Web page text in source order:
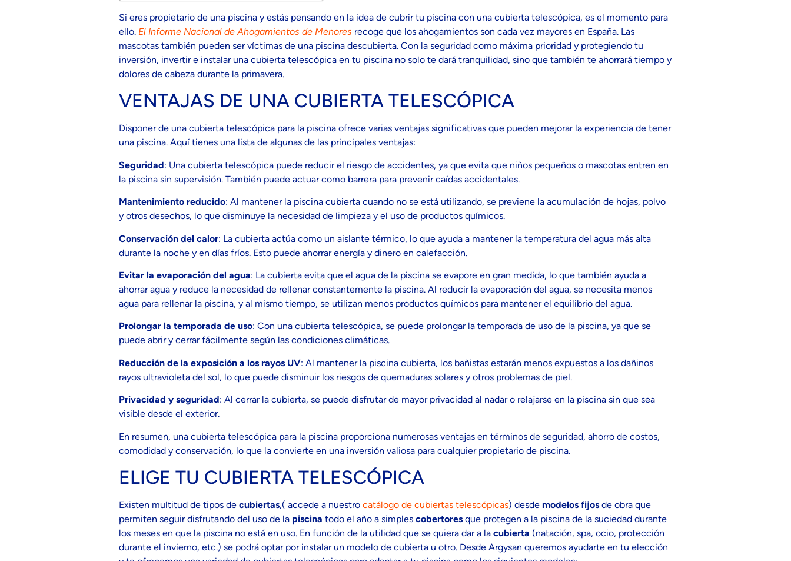
Si eres propietario de una piscina y estás pensando en la idea de cubrir tu piscina con una cubierta telescópica, es el momento para
ello. El Informe Nacional deAhogamientos de Menores recoge que los ahogamientos son cada vez mayores en España. Las
mascotas también pueden ser víctimas de una piscina descubierta. Con la seguridad como máxima prioridad y protegiendo tu
inversión, invertir e instalar una cubierta telescópica en tu piscina no solo te dará tranquilidad, sino que también te ahorrará tiempo y
dolores de cabeza durante la primavera.
VENTAJAS DE UNA CUBIERTA TELESCÓPICA
Disponer de una cubierta telescópica para la piscina ofrece varias ventajas significativas que pueden mejorar la experiencia de tener
una piscina. Aquí tienes una lista de algunas de las principales ventajas:
Seguridad: Una cubierta telescópica puede reducir el riesgo de accidentes, ya que evita que niños pequeños o mascotas entren en
la piscina sin supervisión. También puede actuar como barrera para prevenir caídas accidentales.
Mantenimiento reducido: Al mantener la piscina cubierta cuando no se está utilizando, se previene la acumulación de hojas, polvo
y otros desechos, lo que disminuye la necesidad de limpieza y el uso de productos químicos.
Conservación del calor: La cubierta actúa como un aislante térmico, lo que ayuda a mantener la temperatura del agua más alta
durante la noche y en días fríos. Esto puede ahorrar energía y dinero en calefacción.
Evitar la evaporación del agua: La cubierta evita que el agua de la piscina se evapore en gran medida, lo que también ayuda a
ahorrar agua y reduce la necesidad de rellenar constantemente la piscina. Al reducir la evaporación del agua, se necesita menos
agua para rellenar la piscina, y al mismo tiempo, se utilizan menos productos químicos para mantener el equilibrio del agua.
Prolongar la temporada de uso: Con una cubierta telescópica, se puede prolongar la temporada de uso de la piscina, ya que se
puede abrir y cerrar fácilmente según las condiciones climáticas.
Reducción de la exposición a los rayos UV: Al mantener la piscina cubierta, los bañistas estarán menos expuestos a los dañinos
rayos ultravioleta del sol, lo que puede disminuir los riesgos de quemaduras solares y otros problemas de piel.
Privacidad y seguridad: Al cerrar la cubierta, se puede disfrutar de mayor privacidad al nadar o relajarse en la piscina sin que sea
visible desde el exterior.
En resumen, una cubierta telescópica para la piscina proporciona numerosas ventajas en términos de seguridad, ahorro de costos,
comodidad y conservación, lo que la convierte en una inversión valiosa para cualquier propietario de piscina.
ELIGE TU CUBIERTA TELESCÓPICA
Existen multitud de tipos de cubiertas,( accede a nuestro catálogo de cubiertas telescópicas) desde modelos fijos de obra que
permiten seguir disfrutando del uso de la piscina todo el año a simples cobertores que protegen a la piscina de la suciedad durante
los meses en que la piscina no está en uso. En función de la utilidad que se quiera dar a la cubierta (natación, spa, ocio, protección
durante el invierno, etc.) se podrá optar por instalar un modelo de cubierta u otro. Desde Argysan queremos ayudarte en tu elección